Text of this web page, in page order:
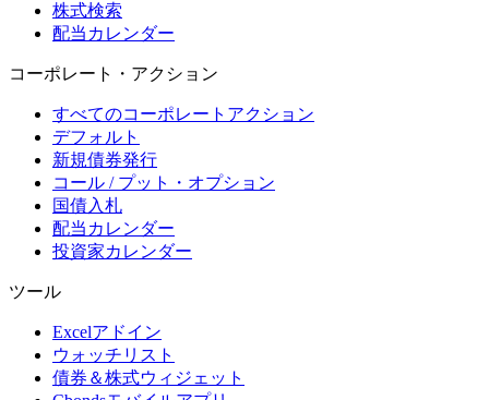
株式検索
配当カレンダー
コーポレート・アクション
すべてのコーポレートアクション
デフォルト
新規債券発行
コール / プット・オプション
国債入札
配当カレンダー
投資家カレンダー
ツール
Excelアドイン
ウォッチリスト
債券＆株式ウィジェット